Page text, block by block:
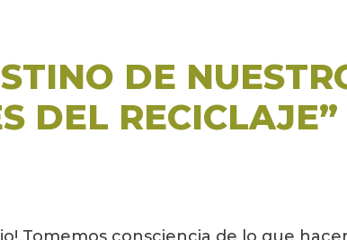
DE
DEL RECICLAJE”